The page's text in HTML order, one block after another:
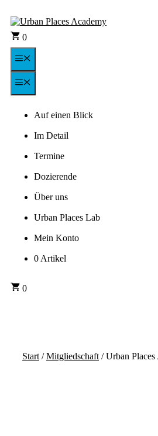
Inhalt
springen
0
Menü
Menü
Auf einen Blick
Im Detail
Termine
Dozierende
Über uns
Urban Places Lab
Mein Konto
0 Artikel
0
Start /Mitgliedschaft / Urban